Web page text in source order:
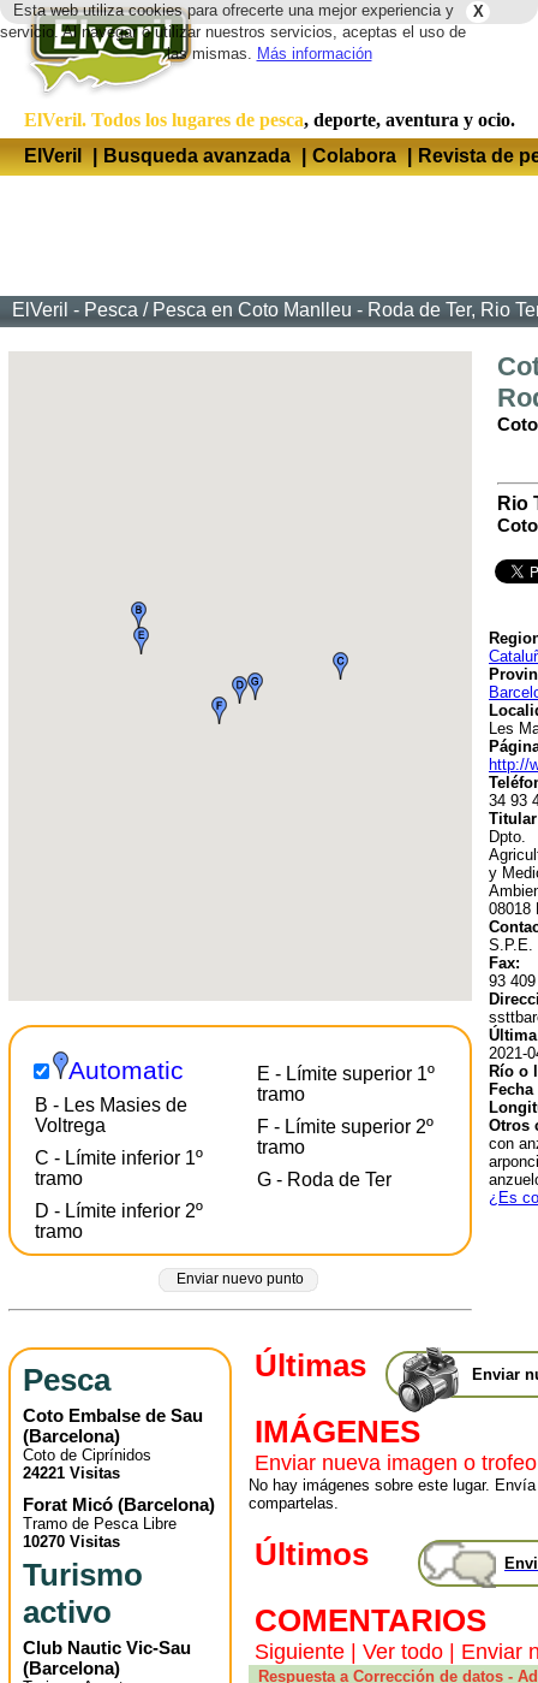
X
Esta web utiliza cookies para ofrecerte una mejor experiencia y
servicio. Al navegar o utilizar nuestros servicios, aceptas el uso de
las mismas. Más información
ElVeril. Todos los lugares de pesca, deporte, aventura y ocio.
ElVeril
| Busqueda avanzada | Colabora | Revista de
ElVeril - Pesca / Pesca en Coto Manlleu - Roda de Ter, Rio
Automatic
B - Les Masies de
Voltrega
C - Límite inferior 1º
tramo
D - Límite inferior 2º
tramo
E - Límite superior 1º
tramo
F - Límite superior 2º
tramo
G - Roda de Ter
Enviar nuevo punto
Rio
Les
http://
34 93
Dpto.
y
08018
S.P.E.
Fax:
93
2021-
Río o
Fecha
Otros
con
¿Es
Pesca
Coto Embalse de Sau
(Barcelona)
Coto de Ciprínidos
24221 Visitas
Forat Micó (Barcelona)
Tramo de Pesca Libre
10270 Visitas
Turismo
activo
Club Nautic Vic-Sau
(Barcelona)
Enviar
Últimas
IMÁGENES
Enviar nueva imagen o trofeo
No hay imágenes sobre este lugar.
compartelas.
Últimos
COMENTARIOS
Siguiente Ver todo Enviar
Respuesta a Corrección de datos -